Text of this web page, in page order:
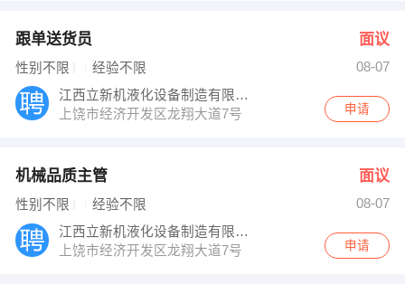
跟单送货员 面议
性别不限 经验不限
08-07
江西立新机液化设备制造有限公司
上饶市经济开发区龙翔大道7号
申请
机械品质主管 面议
性别不限 经验不限
08-07
江西立新机液化设备制造有限公司
上饶市经济开发区龙翔大道7号
申请